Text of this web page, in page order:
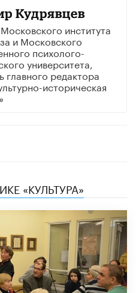
Кудрявцев
института
и Московского
психолого-
университета,
главного редактора
историческая
«КУЛЬТУРА»